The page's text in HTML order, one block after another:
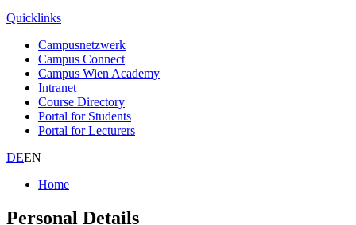
Quicklinks
Campusnetzwerk
Campus Connect
Campus Wien Academy
Intranet
Course Directory
Portal for Students
Portal for Lecturers
DEEN
Home
Personal Details